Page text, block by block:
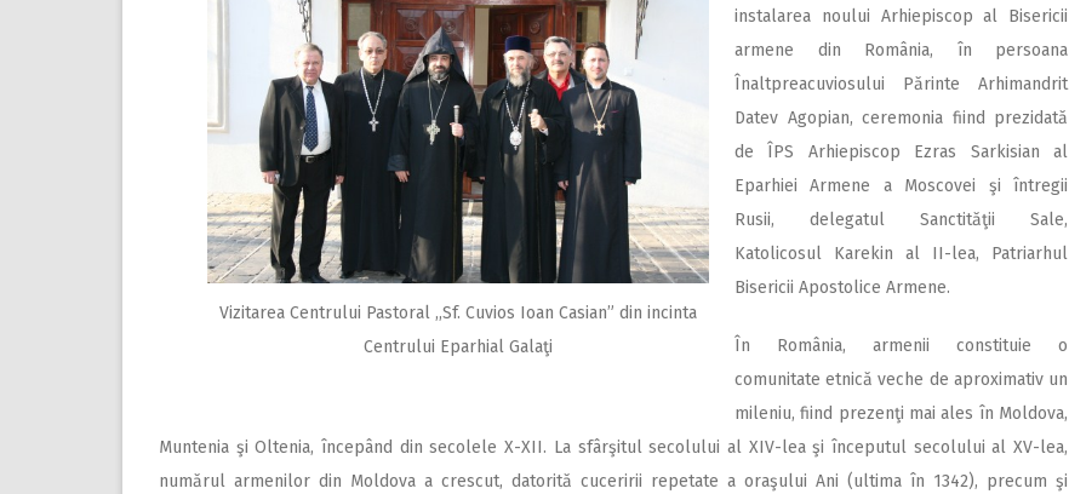
Vizitarea Centrului Pastoral ,,Sf. Cuvios Ioan Casian” din incinta
Centrului Eparhial Galaţi
instalarea noului Arhiepiscop al Bisericii
armene din România, în persoana
Înaltpreacuviosului Părinte Arhimandrit
Datev Agopian, ceremonia fiind prezidată
de ÎPS Arhiepiscop Ezras Sarkisian al
Eparhiei Armene a Moscovei şi întregii
Rusii, delegatul Sanctităţii Sale,
Katolicosul Karekin al II-lea, Patriarhul
Bisericii Apostolice Armene.
În România, armenii constituie o
comunitate etnică veche de aproximativ un
mileniu, fiind prezenţi mai ales în Moldova,
Muntenia şi Oltenia, începând din secolele X-XII. La sfârşitul secolului al XIV-lea şi începutul secolului al XV-lea,
numărul armenilor din Moldova a crescut, datorită cuceririi repetate a oraşului Ani (ultima în 1342), precum şi